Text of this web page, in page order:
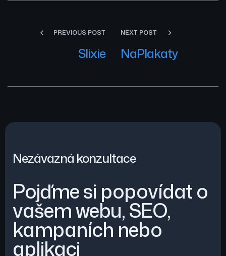
PREVIOUS POST
Slixie
NEXT POST
NaPlakaty
Nezávazná konzultace
Pojďme si popovídat o
vašem webu, SEO,
kampaních nebo
aplikaci